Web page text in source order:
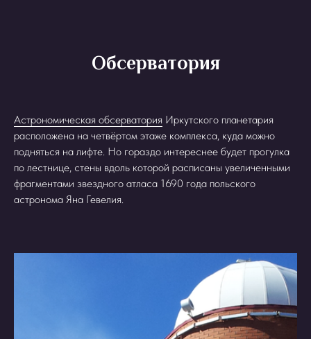
Обсерватория
Астрономическая обсерватория Иркутского планетария
расположена на четвёртом этаже комплекса, куда можно
подняться на лифте. Но гораздо интереснее будет прогулка
по лестнице, стены вдоль которой расписаны увеличенными
фрагментами звездного атласа 1690 года польского
астронома Яна Гевелия.